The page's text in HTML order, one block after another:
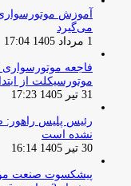
آموزش موتورسواری
می‌گیرد
1 مرداد 1405 17:04
موتورسیکلت از ابتدای سال 1405 تا
31 تیر 1405 17:23
رئیس پلیس راهور:
نشده است
30 تیر 1405 16:14
پیشکسوت صنعت